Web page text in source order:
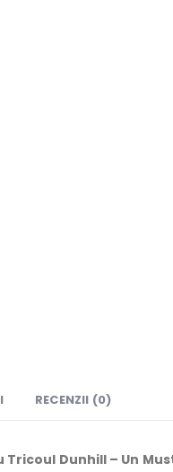
RECENZII (0)
Tricoul Dunhill – Un